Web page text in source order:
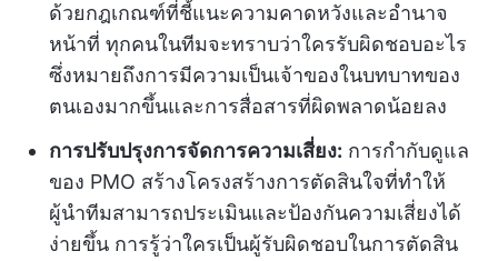
ด้วยกฎเกณฑ์ที่ชี้แนะความคาดหวังและอำนาจ
หน้าที่ ทุกคนในทีมจะทราบว่าใครรับผิดชอบอะไร
ซึ่งหมายถึงการมีความเป็นเจ้าของในบทบาทของ
ตนเองมากขึ้นและการสื่อสารที่ผิดพลาดน้อยลง
การปรับปรุงการจัดการความเสี่ยง: การกำกับดูแล
ของ PMO สร้างโครงสร้างการตัดสินใจที่ทำให้
ผู้นำทีมสามารถประเมินและป้องกันความเสี่ยงได้
ง่ายขึ้น การรู้ว่าใครเป็นผู้รับผิดชอบในการตัดสิน